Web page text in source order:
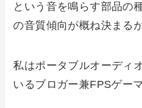
という音を鳴らす部品の
の音質傾向が概ね決まる
私はポータブルオーディ
いるブロガー兼FPSゲー